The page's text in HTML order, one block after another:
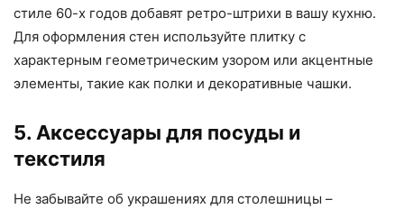
стиле 60-х годов добавят ретро-штрихи в вашу кухню.
Для оформления стен используйте плитку с
характерным геометрическим узором или акцентные
элементы, такие как полки и декоративные чашки.
5. Аксессуары для посуды и
текстиля
Не забывайте об украшениях для столешницы –